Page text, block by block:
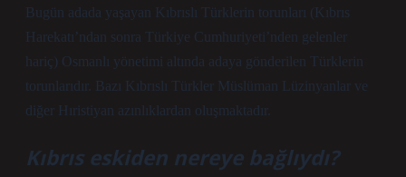
Bugün adada yaşayan Kıbrıslı Türklerin torunları (Kıbrıs
Harekatı’ndan sonra Türkiye Cumhuriyeti’nden gelenler
hariç) Osmanlı yönetimi altında adaya gönderilen Türklerin
torunlarıdır. Bazı Kıbrıslı Türkler Müslüman Lüzinyanlar ve
diğer Hıristiyan azınlıklardan oluşmaktadır.
Kıbrıs eskiden nereye bağlıydı?